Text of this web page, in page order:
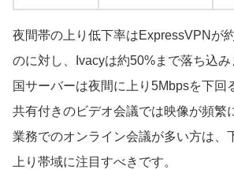
夜間帯の上り低下率はExpressVPNが
のに対し、Ivacyは約50%まで落ち込
国サーバーは夜間に上り5Mbpsを下回
共有付きのビデオ会議では映像が頻繁
業務でのオンライン会議が多い方は、
上り帯域に注目すべきです。